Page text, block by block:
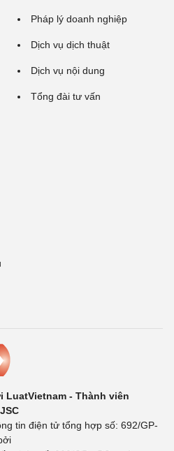
Pháp lý doanh nghiệp
Dịch vụ dịch thuật
Dịch vụ nội dung
Tổng đài tư vấn
LuatVietnam - Thành viên
tin điện tử tổng hợp số: 692/GP-